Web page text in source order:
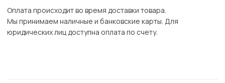
Оплата происходит во время доставки товара.
Мы принимаем наличные и банковские карты. Для
юридических лиц доступна оплата по счету.